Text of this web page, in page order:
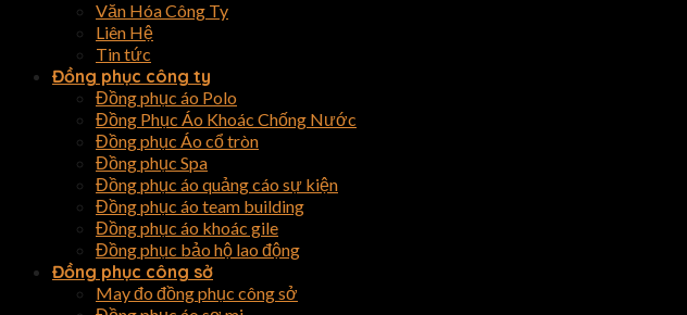
Văn Hóa Công Ty
Liên Hệ
Tin tức
Đồng phục công ty
Đồng phục áo Polo
Đồng Phục Áo Khoác Chống Nước
Đồng phục Áo cổ tròn
Đồng phục Spa
Đồng phục áo quảng cáo sự kiện
Đồng phục áo team building
Đồng phục áo khoác gile
Đồng phục bảo hộ lao động
Đồng phục công sở
May đo đồng phục công sở